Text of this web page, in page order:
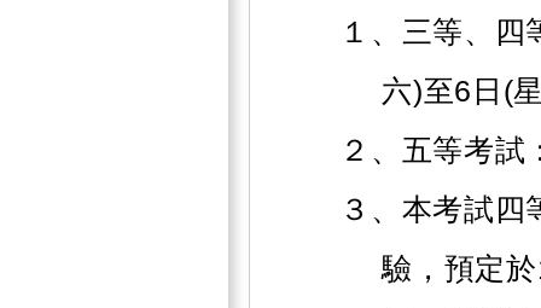
１、三等、
六)至6日(
２、五等考
３、本考試四
驗，預定